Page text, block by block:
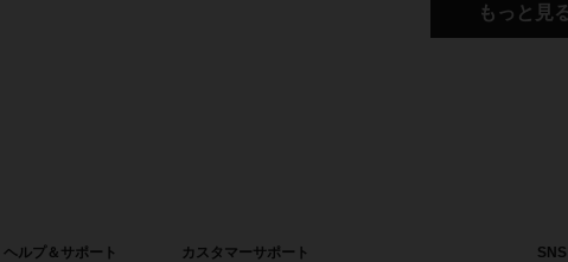
もっと見
ヘルプ＆サポート
カスタマーサポート